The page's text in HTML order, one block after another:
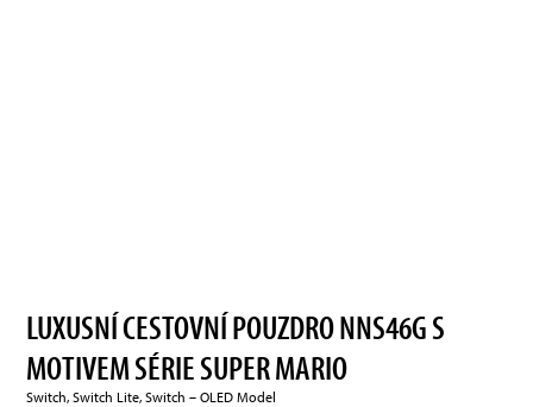
LUXUSNÍ CESTOVNÍ POUZDRO NNS46G S
MOTIVEM SÉRIE SUPER MARIO
Switch, Switch Lite, Switch – OLED Model